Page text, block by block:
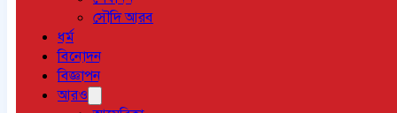
সৌদি আরব
ধর্ম
বিনোদন
বিজ্ঞাপন
আরও